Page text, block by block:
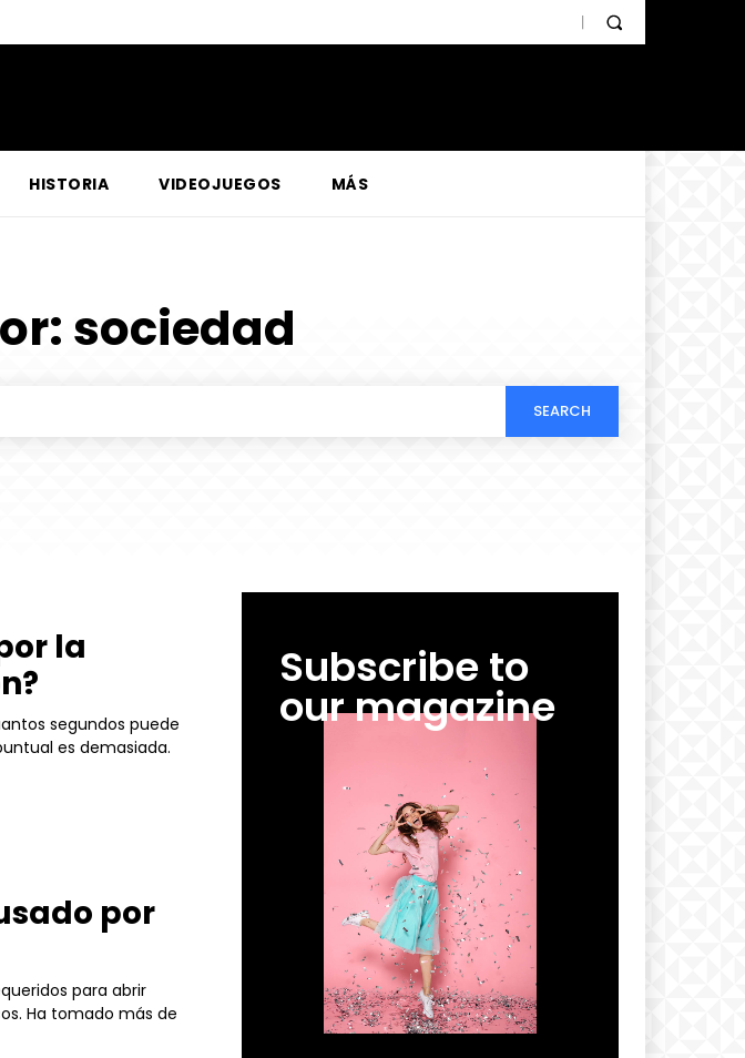
HISTORIA VIDEOJUEGOS MÁS
sociedad
SEARCH
la
segundos puede
es demasiada.
por
para abrir
de
Subscribe to
our magazine